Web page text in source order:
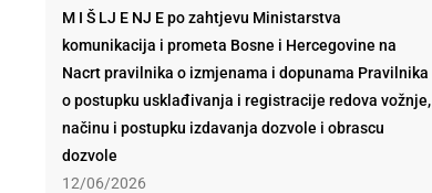
M I Š LJ E NJ E po zahtjevu Ministarstva
komunikacija i prometa Bosne i Hercegovine na
Nacrt pravilnika o izmjenama i dopunama Pravilnika
o postupku usklađivanja i registracije redova vožnje,
načinu i postupku izdavanja dozvole i obrascu
dozvole
12/06/2026